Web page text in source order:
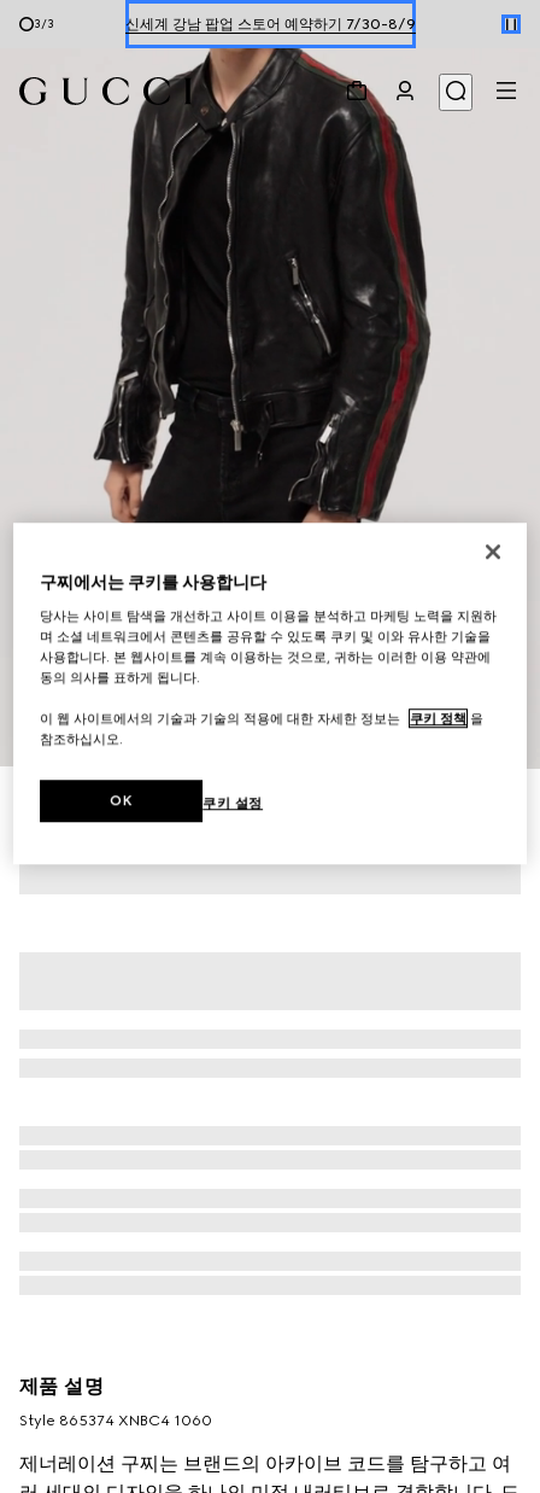
3/3 신세계 강남 팝업 스토어 예약하기 7/30-8/9
한정 기간 만나보는 장기 무이자 할부 서비스
6
웹(Web) 디테일 버팔로 가죽 바이커 재킷
제품 설명
Style ‎865374 XNBC4 1060
제너레이션 구찌는 브랜드의 아카이브 코드를 탐구하고 여
구찌에서는 쿠키를 사용합니다
당사는 사이트 탐색을 개선하고 사이트 이용을 분석하고 마케팅 노력을 지원하
며 소셜 네트워크에서 콘텐츠를 공유할 수 있도록 쿠키 및 이와 유사한 기술을
사용합니다. 본 웹사이트를 계속 이용하는 것으로, 귀하는 이러한 이용 약관에
동의 의사를 표하게 됩니다.
이 웹 사이트에서의 기술과 기술의 적용에 대한 자세한 정보는 쿠키 정책 을
참조하십시오.
쿠키 설정
OK